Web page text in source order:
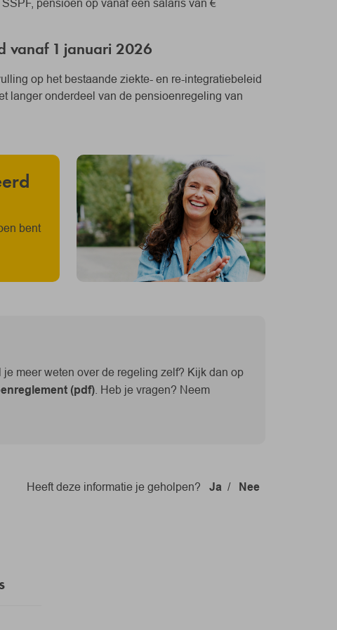
pensioen op vanaf een salaris van €
vanaf 1 januari 2026
op het bestaande ziekte- en re-integratiebeleid
langer onderdeel van de pensioenregeling van
bent
je meer weten over de regeling zelf? Kijk dan op
(pdf) . Heb je vragen? Neem
Heeft deze informatie je geholpen? Ja / Nee